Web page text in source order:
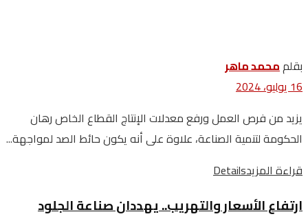
بقلممحمد ماهر
16 يوليو، 2024
يزيد من فرص العمل ورفع معدلات الإنتاج القطاع الخاص رهان
الحكومة لتنمية الصناعة، علاوة على أنه يكون حائط الصد لمواجهة...
قراءة المزيدDetails
ارتفاع الأسعار والتهريب.. يهددان صناعة الجلود